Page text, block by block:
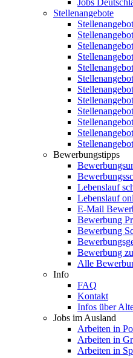
Jobs
Stellenangebote
Bewerbungstipps
Lebenslauf
Lebenslauf
E-Mail
Bewerbung
Bewerbung
Bewerbung
Alle
Info
FAQ
Kontakt
Infos über
Jobs im Ausland
Arbeiten in
Arbeiten in
Arbeiten in